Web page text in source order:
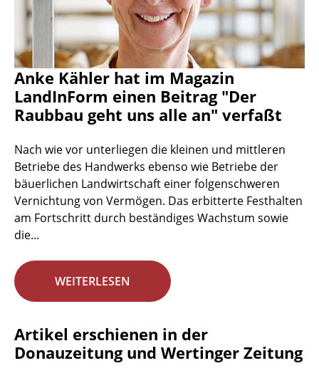
Anke Kähler hat im Magazin
LandInForm einen Beitrag "Der
Raubbau geht uns alle an" verfaßt
Nach wie vor unterliegen die kleinen und mittleren
Betriebe des Handwerks ebenso wie Betriebe der
bäuerlichen Landwirtschaft einer folgenschweren
Vernichtung von Vermögen. Das erbitterte Festhalten
am Fortschritt durch beständiges Wachstum sowie
die...
WEITERLESEN
Artikel erschienen in der
Donauzeitung und Wertinger Zeitung